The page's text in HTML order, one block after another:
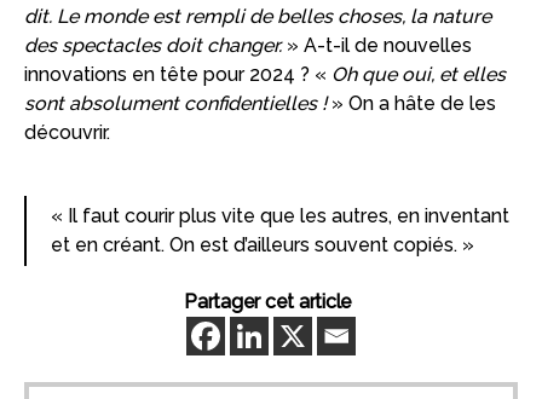
dit. Le monde est rempli de belles choses, la nature
des spectacles doit changer.» A-t-il de nouvelles
innovations en tête pour 2024 ? « Oh que oui, et elles
sont absolument confidentielles !» On a hâte de les
découvrir.
« Il faut courir plus vite que les autres, en inventant
et en créant. On est d’ailleurs souvent copiés. »
Partager cet article